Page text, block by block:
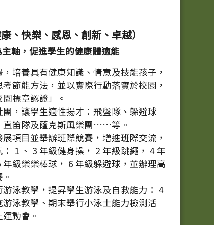
、快樂、感恩、創新、卓越）
主軸，促進學生的健康體適能
培養具有健康知識、情意及技能孩子，
節能方法，並以實際行動落實於校園，
標章認證」。
，讓學生適性揚才：飛盤隊、躲避球
直笛隊及蕯克斯風樂團……等。
項目並舉辦班際競賽，增進班際交流，
1 、 3 年級健身操， 2 年級跳繩， 4 年
級樂樂棒球， 6 年級躲避球，並辦理高
泳教學，提昇學生游泳及自救能力： 4
泳教學、期末舉行小泳士能力檢測活
動會。